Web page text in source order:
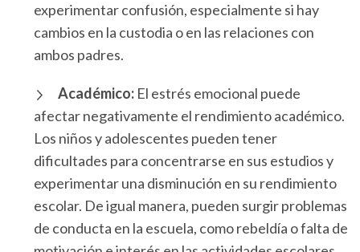
experimentar confusión, especialmente si hay
cambios en la custodia o en las relaciones con
ambos padres.
Académico: El estrés emocional puede
afectar negativamente el rendimiento académico.
Los niños y adolescentes pueden tener
dificultades para concentrarse en sus estudios y
experimentar una disminución en su rendimiento
escolar. De igual manera, pueden surgir problemas
de conducta en la escuela, como rebeldía o falta de